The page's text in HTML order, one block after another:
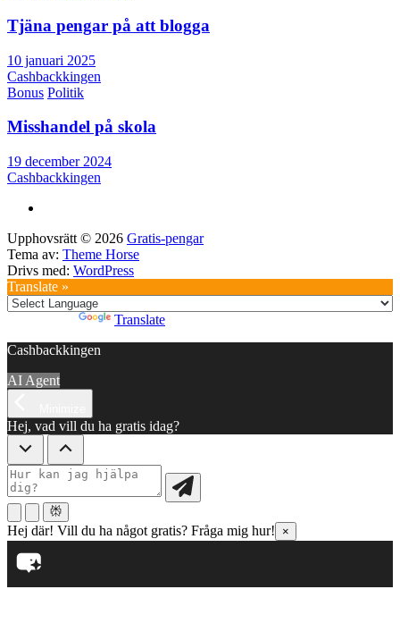
Tjäna pengar på att blogga
10 januari 2025
Cashbackkingen
Bonus Politik
Misshandel på skola
19 december 2024
Cashbackkingen
Upphovsrätt © 2026 Gratis-pengar
Tema av: Theme Horse
Drivs med: WordPress
Translate »
Translate
Cashbackkingen
AI Agent
Hej, vad vill du ha gratis idag?
Hej där! Vill du ha något gratis? Fråga mig hur! ×